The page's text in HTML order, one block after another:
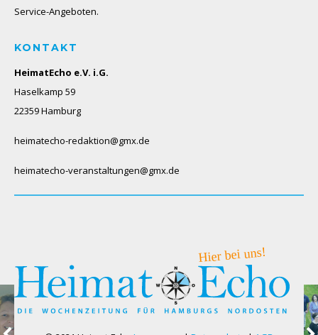
Service-Angeboten.
KONTAKT
HeimatEcho e.V. i.G.
Haselkamp 59
22359 Hamburg
heimatecho-redaktion@gmx.de
heimatecho-veranstaltungen@gmx.de